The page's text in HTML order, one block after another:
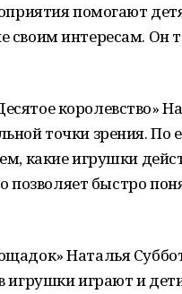
помогают
своим интересам. Он
королевство»
точки зрения. По
какие игрушки
позволяет быстро
Наталья
игрушки играют и